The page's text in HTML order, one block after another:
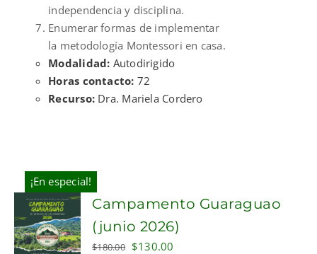
independencia y disciplina.
Enumerar formas de implementar
la metodología Montessori en casa.
Modalidad: Autodirigido
Horas contacto: 72
Recurso: Dra. Mariela Cordero
¡En especial!
ADD TO
CART
Campamento Guaraguao
(junio 2026)
$180.00 Original
$130.00